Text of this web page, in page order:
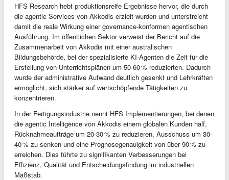
HFS Research hebt produktionsreife Ergebnisse hervor, die durch
die agentic Services von Akkodis erzielt wurden und unterstreicht
damit die reale Wirkung einer governance‑konformen agentischen
Ausführung. Im öffentlichen Sektor verweist der Bericht auf die
Zusammenarbeit von Akkodis mit einer australischen
Bildungsbehörde, bei der spezialisierte KI‑Agenten die Zeit für die
Erstellung von Unterrichtsplänen um 50-60 % reduzierten. Dadurch
wurde der administrative Aufwand deutlich gesenkt und Lehrkräften
ermöglicht, sich stärker auf wertschöpfende Tätigkeiten zu
konzentrieren.
In der Fertigungsindustrie nennt HFS Implementierungen, bei denen
die agentic Intelligence von Akkodis einem globalen Kunden half,
Rücknahmeaufträge um 20-30 % zu reduzieren, Ausschuss um 30-
40 % zu senken und eine Prognosegenauigkeit von über 90 % zu
erreichen. Dies führte zu signifikanten Verbesserungen bei
Effizienz, Qualität und Entscheidungsfindung im industriellen
Maßstab.